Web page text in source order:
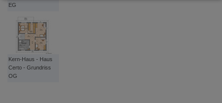
EG
Kern-Haus - Haus
Certo - Grundriss
OG